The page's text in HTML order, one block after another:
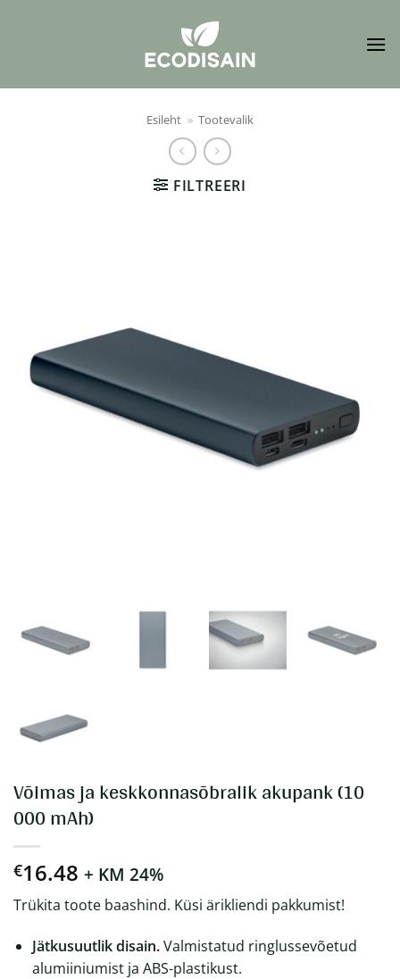
Esileht » Tootevalik
FILTREERI
Võimas ja keskkonnasõbralik akupank (10
000 mAh)
€16.48 + KM 24%
Trükita toote baashind. Küsi ärikliendi pakkumist!
Jätkusuutlik disain.Valmistatud ringlussevõetud
alumiiniumist ja ABS-plastikust.